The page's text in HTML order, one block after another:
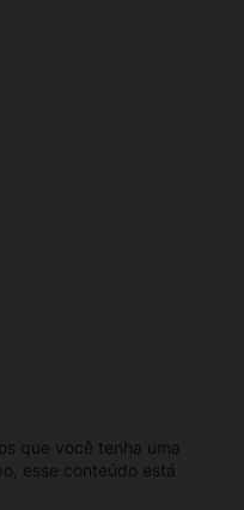
que você tenha uma
esse conteúdo está